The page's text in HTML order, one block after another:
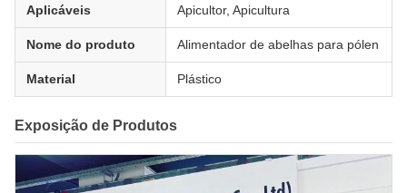
Aplicáveis
Apicultor, Apicultura
Nome do produto Alimentador de abelhas para pólen
Material Plástico
Exposição de Produtos